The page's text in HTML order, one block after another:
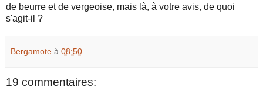
de beurre et de vergeoise, mais là, à votre avis, de quoi
s'agit-il ?
Bergamote à 08:50
19 commentaires: